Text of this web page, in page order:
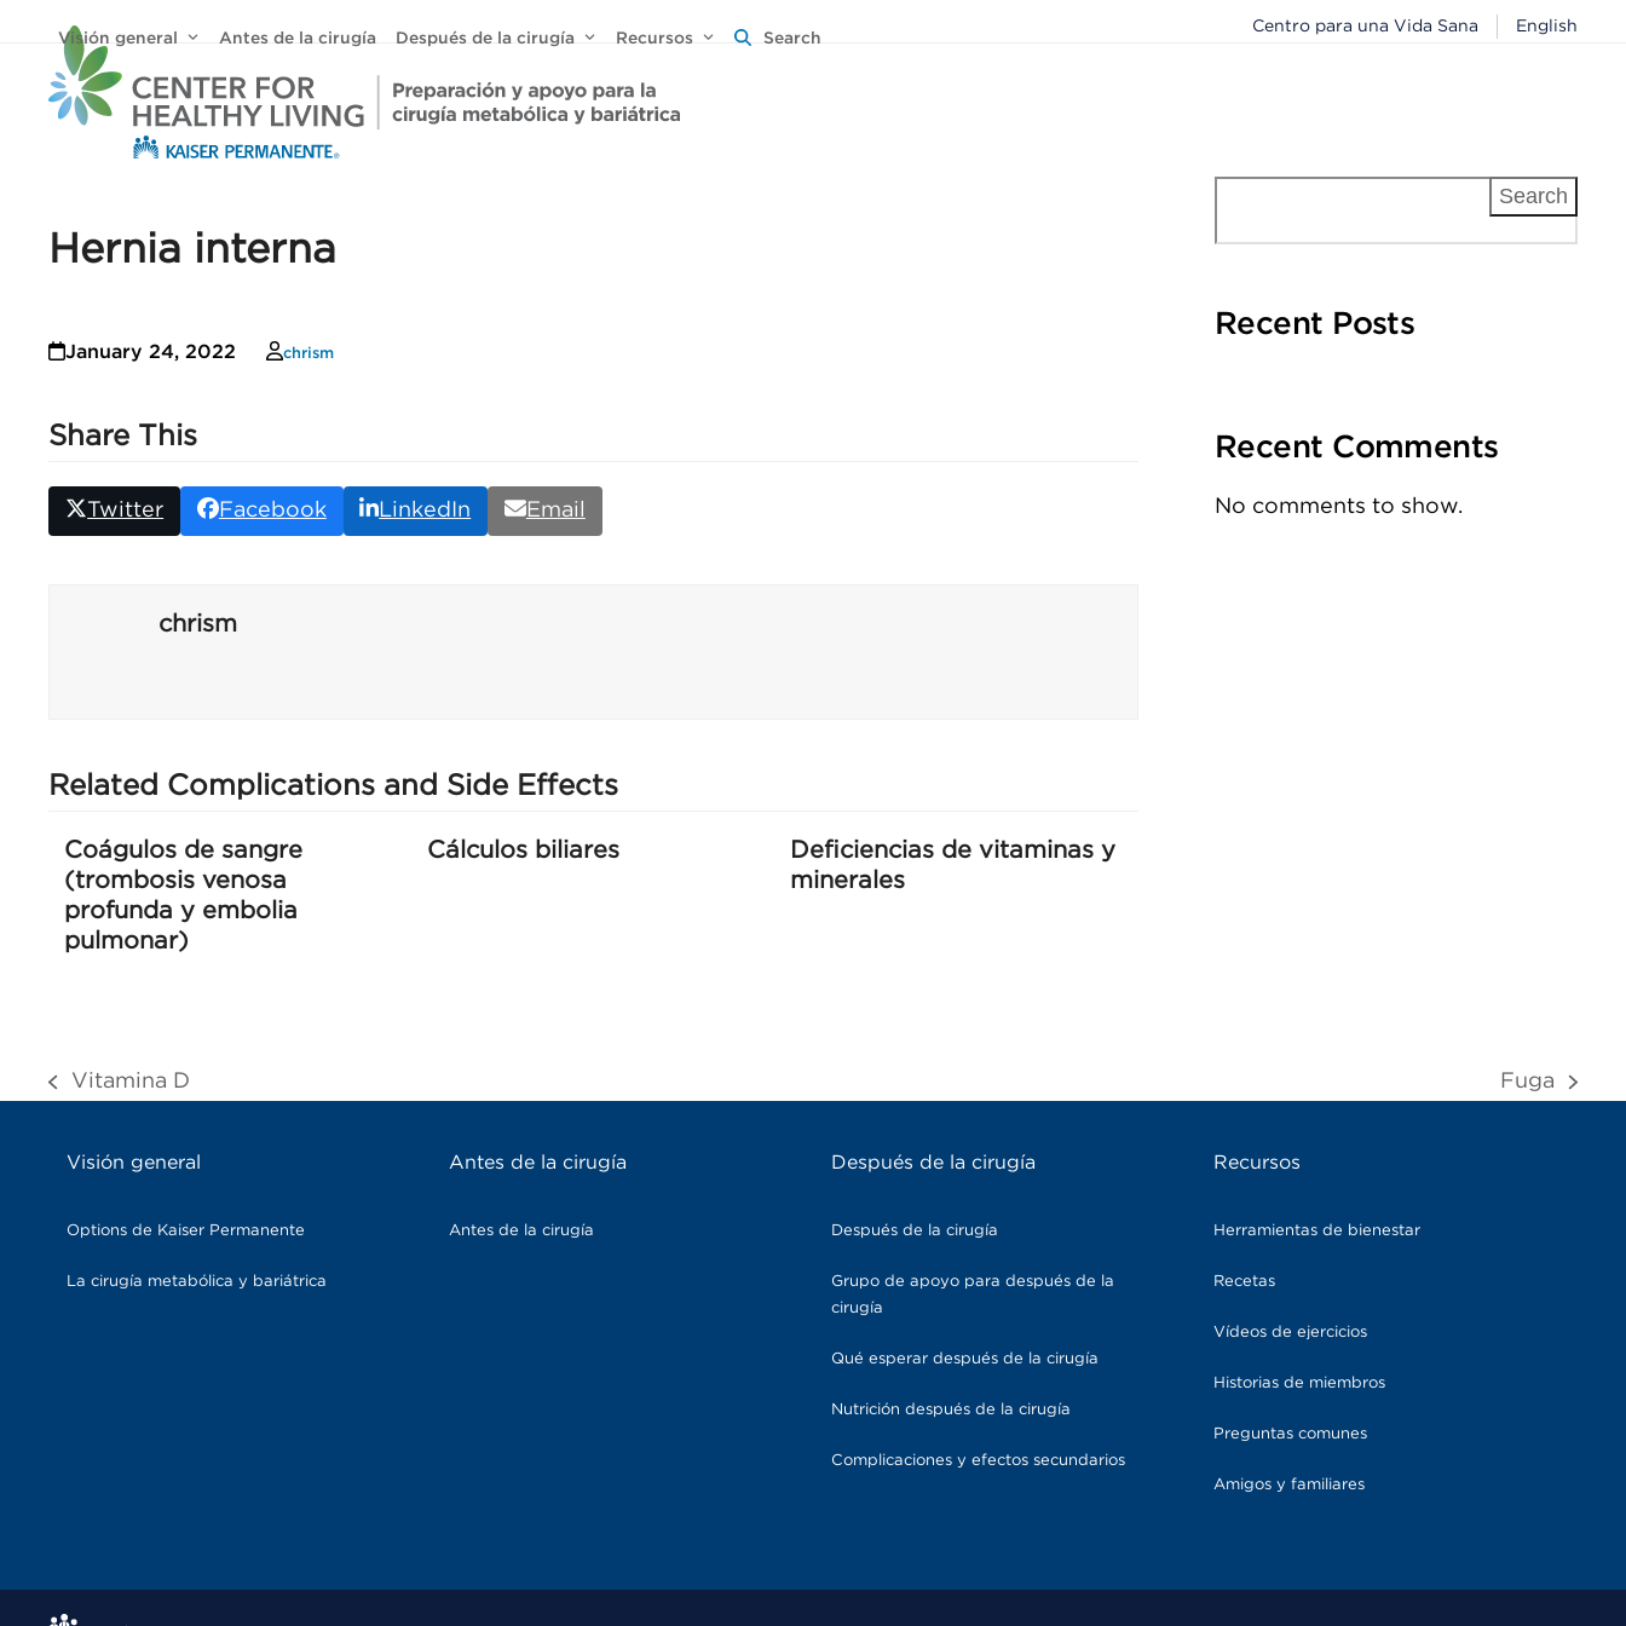
content
Visión general Antes de la cirugía Después de la cirugía Recursos Search
Centro para una Vida Sana English
Hernia interna
January 24, 2022 chrism
Share This
Twitter Facebook LinkedIn Email
chrism
Related Complications and Side Effects
Coágulos de sangre
(trombosis venosa
profunda y embolia
pulmonar)
Cálculos biliares
Deficiencias de vitaminas y
minerales
Search
Recent Posts
Recent Comments
No comments to show.
previous
Vitamina D
next
Fuga
Visión general
Options de Kaiser Permanente
La cirugía metabólica y bariátrica
Antes de la cirugía
Antes de la cirugía
Después de la cirugía
Después de la cirugía
Grupo de apoyo para después de la
cirugía
Qué esperar después de la cirugía
Nutrición después de la cirugía
Complicaciones y efectos secundarios
Recursos
Herramientas de bienestar
Recetas
Vídeos de ejercicios
Historias de miembros
Preguntas comunes
Amigos y familiares